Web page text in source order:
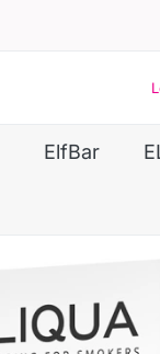
ElfBar